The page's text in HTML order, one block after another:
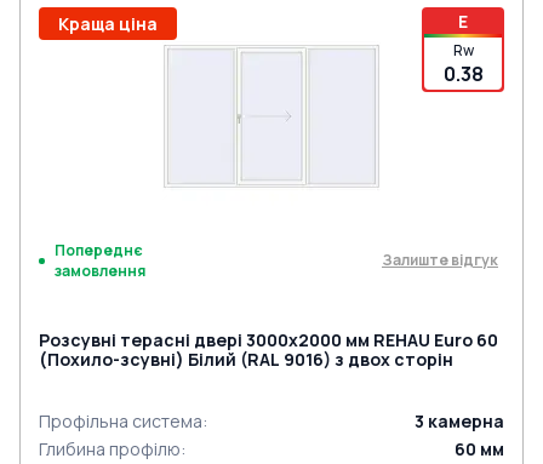
E
Rw
0.38
Краща ціна
Попереднє
замовлення
Залиште відгук
Розсувні терасні двері 3000x2000 мм REHAU Euro 60
(Похило-зсувні) Білий (RAL 9016) з двох сторін
Профільна система: 3 камерна
Глибина профілю: 60 мм